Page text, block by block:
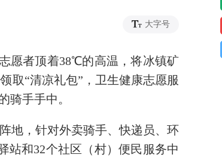
大字号
愿者顶着38℃的高温，将冰镇矿
取“清凉礼包”，卫生健康志愿服
骑手手中。
地，针对外卖骑手、快递员、环
站和32个社区（村）便民服务中